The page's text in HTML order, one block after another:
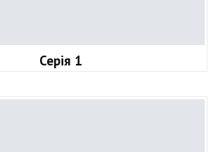
Серія 1